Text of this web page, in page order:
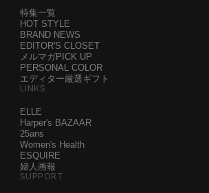
特集一覧
HOT STYLE
BRAND NEWS
EDITOR'S CLOSET
メルマガPICK UP
PERSONAL COLOR
エディター厳選ギフト
LINKS
ELLE
Harper's BAZAAR
25ans
Women's Health
ESQUIRE
婦人画報
SUPPORT